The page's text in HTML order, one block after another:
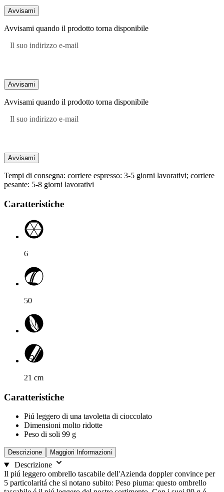
Avvisami
Avvisami quando il prodotto torna disponibile
Il suo indirizzo e-mail
Avvisami
Avvisami quando il prodotto torna disponibile
Il suo indirizzo e-mail
Avvisami
Tempi di consegna: corriere espresso: 3-5 giorni lavorativi; corriere
pesante: 5-8 giorni lavorativi
Caratteristiche
6
50
21 cm
Caratteristiche
Piú leggero di una tavoletta di cioccolato
Dimensioni molto ridotte
Peso di soli 99 g
Descrizione Maggiori Informazioni
Descrizione
Il piú leggero ombrello tascabile dell'Azienda doppler convince per
5 particolaritá che si notano subito: Peso piuma: questo ombrello